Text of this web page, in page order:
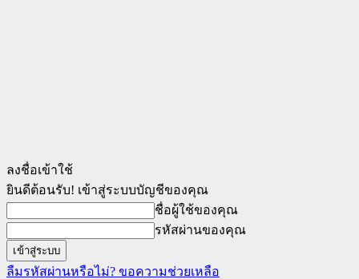
ลงชื่อเข้าใช้
ยินดีต้อนรับ! เข้าสู่ระบบบัญชีของคุณ
ชื่อผู้ใช้ของคุณ
รหัสผ่านของคุณ
ลืมรหัสผ่านหรือไม่? ขอความช่วยเหลือ